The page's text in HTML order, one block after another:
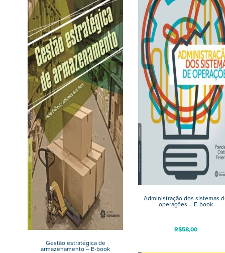
Administração dos sistemas
operações – E-book
R$58,00
Gestão estratégica de
armazenamento – E-book